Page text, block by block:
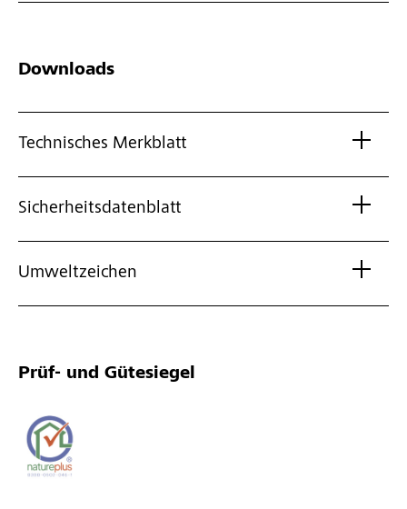
Downloads
Technisches Merkblatt
Sicherheitsdatenblatt
Umweltzeichen
Prüf- und Gütesiegel